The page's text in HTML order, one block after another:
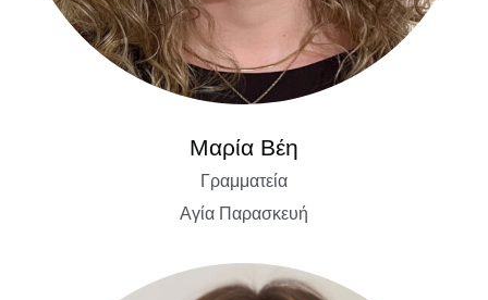
Μαρία Βέη
Γραμματεία
Αγία Παρασκευή